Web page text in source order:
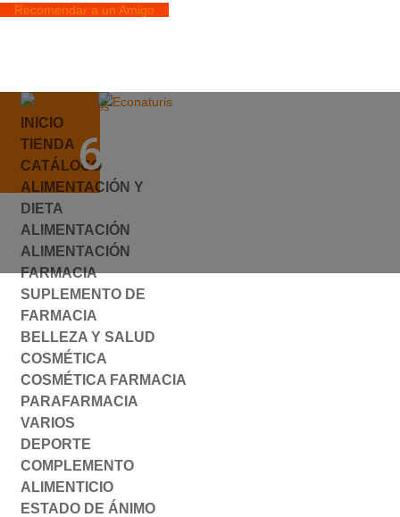
Recomendar a un Amigo
info@econaturis.es
Mi cuenta
Checkout
0 elementos
INICIO
TIENDA
CATÁLOGO
ALIMENTACIÓN Y
DIETA
ALIMENTACIÓN
ALIMENTACIÓN
FARMACIA
SUPLEMENTO DE
FARMACIA
BELLEZA Y SALUD
COSMÉTICA
COSMÉTICA FARMACIA
PARAFARMACIA
VARIOS
DEPORTE
COMPLEMENTO
ALIMENTICIO
ESTADO DE ÁNIMO
631041.JPG